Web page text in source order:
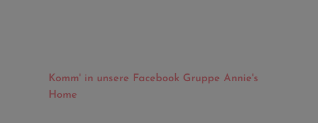
Komm' in unsere Facebook Gruppe Annie's
Home